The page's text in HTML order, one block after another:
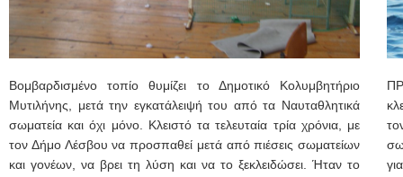
Βομβαρδισμένο τοπίο θυμίζει το Δημοτικό Κολυμβητήριο
Μυτιλήνης, μετά την εγκατάλειψή του από τα Ναυταθλητικά
σωματεία και όχι μόνο. Κλειστό τα τελευταία τρία χρόνια, με
τον Δήμο Λέσβου να προσπαθεί μετά από πιέσεις σωματείων
και γονέων, να βρει τη λύση και να το ξεκλειδώσει. Ήταν το